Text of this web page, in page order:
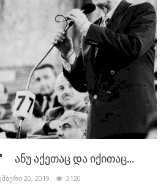
ანუ აქეთაც და იქითაც...
20, 2019 3120